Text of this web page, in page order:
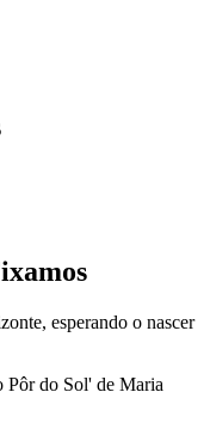
esperando o nascer
Pôr do Sol' de Maria